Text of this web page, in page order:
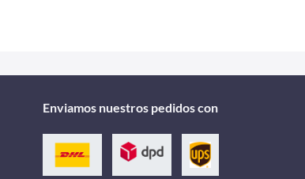
Enviamos nuestros pedidos con